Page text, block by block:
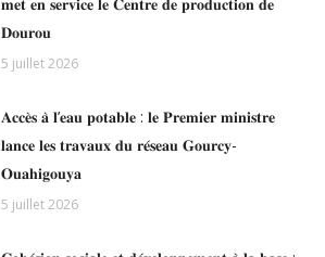
𝐃𝐨𝐮𝐫𝐨𝐮
5 juillet 2026
𝐀𝐜𝐜𝐞̀𝐬 𝐚̀ 𝐥’𝐞𝐚𝐮 𝐩𝐨𝐭𝐚𝐛𝐥𝐞 : 𝐥𝐞 𝐏𝐫𝐞𝐦𝐢𝐞𝐫 𝐦𝐢𝐧𝐢𝐬𝐭𝐫𝐞
𝐥𝐚𝐧𝐜𝐞 𝐥𝐞𝐬 𝐭𝐫𝐚𝐯𝐚𝐮𝐱 𝐝𝐮 𝐫𝐞́𝐬𝐞𝐚𝐮 𝐆𝐨𝐮𝐫𝐜𝐲-
𝐎𝐮𝐚𝐡𝐢𝐠𝐨𝐮𝐲𝐚
5 juillet 2026